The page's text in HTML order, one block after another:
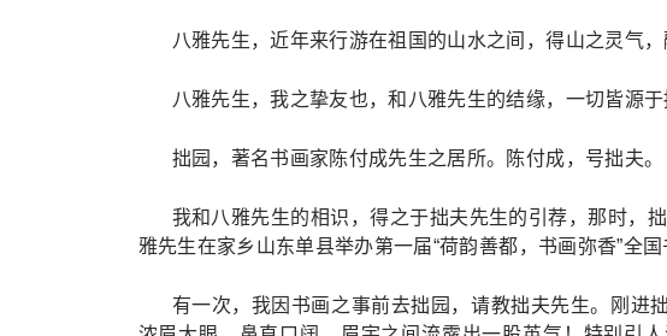
八雅先生，近年来行游在祖国的山水之间，得山之灵气
八雅先生，我之挚友也，和八雅先生的结缘，一切皆源于
拙园，著名书画家陈付成先生之居所。陈付成，号拙夫。
我和八雅先生的相识，得之于拙夫先生的引荐，那时，
雅先生在家乡山东单县举办第一届“荷韵善都，书画弥香”全国
有一次，我因书画之事前去拙园，请教拙夫先生。刚进